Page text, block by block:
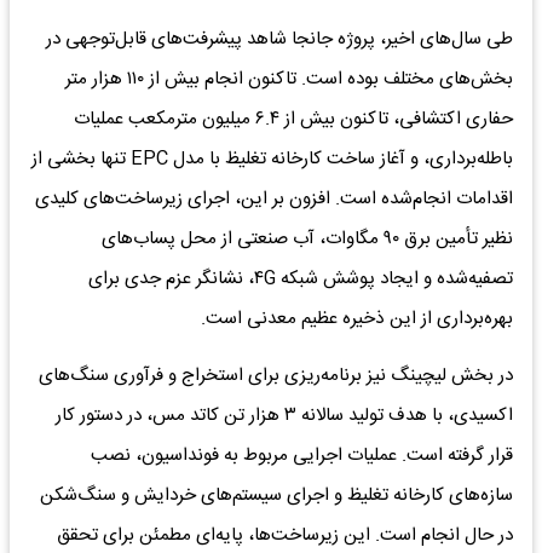
طی سال‌های اخیر، پروژه جانجا شاهد پیشرفت‌های قابل‌توجهی در
بخش‌های مختلف بوده است. تاکنون انجام بیش از ۱۱۰ هزار متر
حفاری اکتشافی، تاکنون بیش از ۶.۴ میلیون مترمکعب عملیات
باطله‌برداری، و آغاز ساخت کارخانه تغلیظ با مدل EPC تنها بخشی از
اقدامات انجام‌شده است. افزون بر این، اجرای زیرساخت‌های کلیدی
نظیر تأمین برق ۹۰ مگاوات، آب صنعتی از محل پساب‌های
تصفیه‌شده و ایجاد پوشش شبکه ۴G، نشانگر عزم جدی برای
بهره‌برداری از این ذخیره عظیم معدنی است.
در بخش لیچینگ نیز برنامه‌ریزی برای استخراج و فرآوری سنگ‌های
اکسیدی، با هدف تولید سالانه ۳ هزار تن کاتد مس، در دستور کار
قرار گرفته است. عملیات اجرایی مربوط به فونداسیون، نصب
سازه‌های کارخانه تغلیظ و اجرای سیستم‌های خردایش و سنگ‌شکن
در حال انجام است. این زیرساخت‌ها، پایه‌ای مطمئن برای تحقق